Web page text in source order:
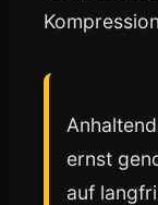
ernst
auf